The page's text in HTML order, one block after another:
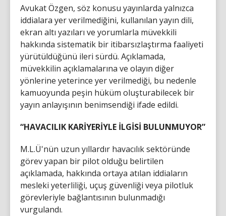
Avukat Özgen, söz konusu yayınlarda yalnızca
iddialara yer verilmediğini, kullanılan yayın dili,
ekran altı yazıları ve yorumlarla müvekkili
hakkında sistematik bir itibarsızlaştırma faaliyeti
yürütüldüğünü ileri sürdü. Açıklamada,
müvekkilin açıklamalarına ve olayın diğer
yönlerine yeterince yer verilmediği, bu nedenle
kamuoyunda peşin hüküm oluşturabilecek bir
yayın anlayışının benimsendiği ifade edildi.
“HAVACILIK KARİYERİYLE İLGİSİ BULUNMUYOR”
M.L.Ü'nün uzun yıllardır havacılık sektöründe
görev yapan bir pilot olduğu belirtilen
açıklamada, hakkında ortaya atılan iddiaların
mesleki yeterliliği, uçuş güvenliği veya pilotluk
görevleriyle bağlantısının bulunmadığı
vurgulandı.